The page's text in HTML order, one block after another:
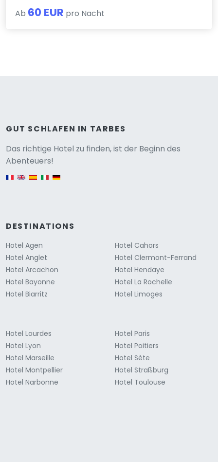
Ab 60 EUR pro Nacht
GUT SCHLAFEN IN TARBES
Das richtige Hotel zu finden, ist der Beginn des
Abenteuers!
DESTINATIONS
Hotel Agen
Hotel Anglet
Hotel Arcachon
Hotel Bayonne
Hotel Biarritz
Hotel Cahors
Hotel Clermont-Ferrand
Hotel Hendaye
Hotel La Rochelle
Hotel Limoges
Hotel Lourdes
Hotel Lyon
Hotel Marseille
Hotel Montpellier
Hotel Narbonne
Hotel Paris
Hotel Poitiers
Hotel Sète
Hotel Straßburg
Hotel Toulouse